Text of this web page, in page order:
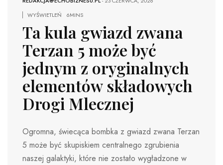
WYŚWIETLEŃ
6MINS
Ta kula gwiazd zwana
Terzan 5 może być
jednym z oryginalnych
elementów składowych
Drogi Mlecznej
Ogromna, świecąca bombka z gwiazd zwana Terzan
5 może być skupiskiem centralnego zgrubienia
naszej galaktyki, które nie zostało wygładzone w